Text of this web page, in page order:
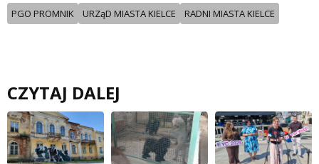
PGO PROMNIK URZąD MIASTA KIELCE RADNI MIASTA KIELCE
CZYTAJ DALEJ